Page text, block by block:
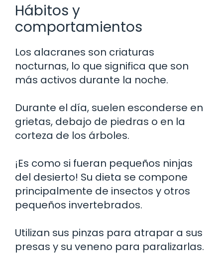
Hábitos y
comportamientos
Los alacranes son criaturas
nocturnas, lo que significa que son
más activos durante la noche.
Durante el día, suelen esconderse en
grietas, debajo de piedras o en la
corteza de los árboles.
¡Es como si fueran pequeños ninjas
del desierto! Su dieta se compone
principalmente de insectos y otros
pequeños invertebrados.
Utilizan sus pinzas para atrapar a sus
presas y su veneno para paralizarlas.